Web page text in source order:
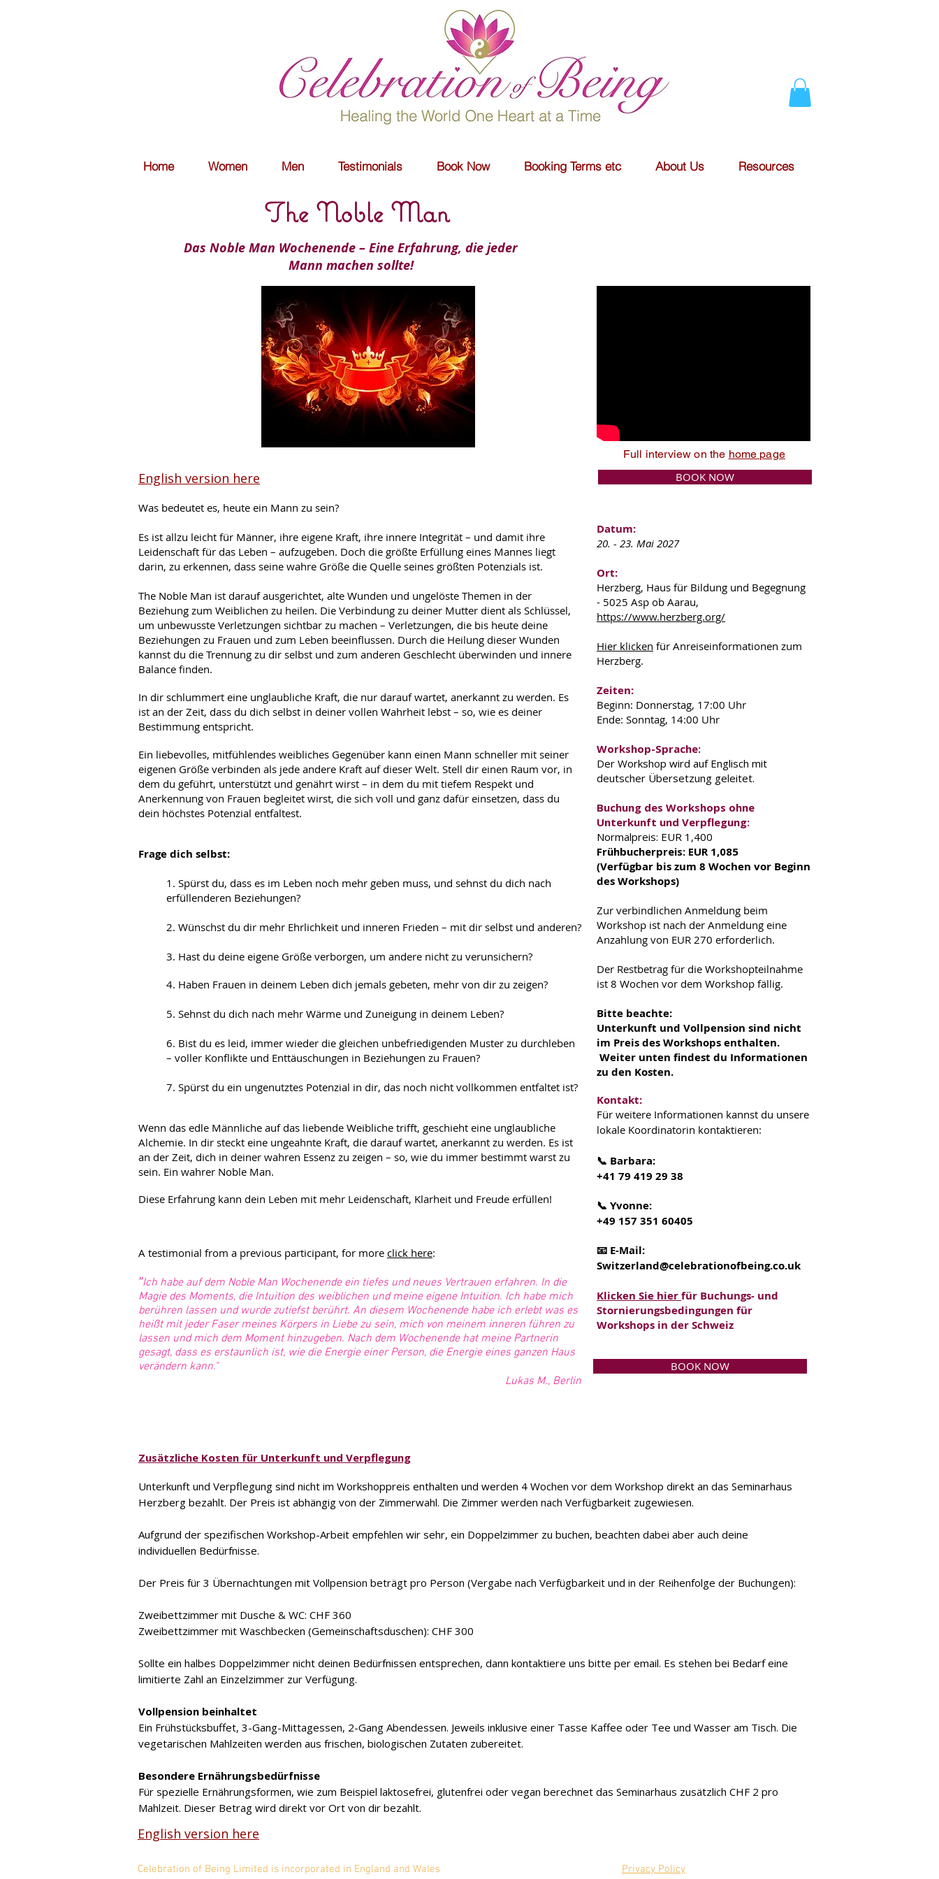
Home Women Men Testimonials Book Now Booking Terms etc About Us Resources
The Noble Man
Das Noble Man Wochenende – Eine Erfahrung, die jeder
Mann machen sollte!
Full interview on the home page
English version here
Was bedeutet es, heute ein Mann zu sein?
Es ist allzu leicht für Männer, ihre eigene Kraft, ihre innere Integrität – und damit ihre
Leidenschaft für das Leben – aufzugeben. Doch die größte Erfüllung eines Mannes liegt
darin, zu erkennen, dass seine wahre Größe die Quelle seines größten Potenzials ist.
The Noble Man ist darauf ausgerichtet, alte Wunden und ungelöste Themen in der
Beziehung zum Weiblichen zu heilen. Die Verbindung zu deiner Mutter dient als Schlüssel,
um unbewusste Verletzungen sichtbar zu machen – Verletzungen, die bis heute deine
Beziehungen zu Frauen und zum Leben beeinflussen. Durch die Heilung dieser Wunden
kannst du die Trennung zu dir selbst und zum anderen Geschlecht überwinden und innere
Balance finden.
In dir schlummert eine unglaubliche Kraft, die nur darauf wartet, anerkannt zu werden. Es
ist an der Zeit, dass du dich selbst in deiner vollen Wahrheit lebst – so, wie es deiner
Bestimmung entspricht.
Ein liebevolles, mitfühlendes weibliches Gegenüber kann einen Mann schneller mit seiner
eigenen Größe verbinden als jede andere Kraft auf dieser Welt. Stell dir einen Raum vor, in
dem du geführt, unterstützt und genährt wirst – in dem du mit tiefem Respekt und
Anerkennung von Frauen begleitet wirst, die sich voll und ganz dafür einsetzen, dass du
dein höchstes Potenzial entfaltest.
Frage dich selbst:
1. Spürst du, dass es im Leben noch mehr geben muss, und sehnst du dich nach
erfüllenderen Beziehungen?
2. Wünschst du dir mehr Ehrlichkeit und inneren Frieden – mit dir selbst und anderen?
3. Hast du deine eigene Größe verborgen, um andere nicht zu verunsichern?
4. Haben Frauen in deinem Leben dich jemals gebeten, mehr von dir zu zeigen?
5. Sehnst du dich nach mehr Wärme und Zuneigung in deinem Leben?
6. Bist du es leid, immer wieder die gleichen unbefriedigenden Muster zu durchleben
– voller Konflikte und Enttäuschungen in Beziehungen zu Frauen?
7. Spürst du ein ungenutztes Potenzial in dir, das noch nicht vollkommen entfaltet ist?
Wenn das edle Männliche auf das liebende Weibliche trifft, geschieht eine unglaubliche
Alchemie. In dir steckt eine ungeahnte Kraft, die darauf wartet, anerkannt zu werden. Es ist
an der Zeit, dich in deiner wahren Essenz zu zeigen – so, wie du immer bestimmt warst zu
sein. Ein wahrer Noble Man.
Diese Erfahrung kann dein Leben mit mehr Leidenschaft, Klarheit und Freude erfüllen!
A testimonial from a previous participant, for more click here:
"Ich habe auf dem Noble Man Wochenende ein tiefes und neues Vertrauen erfahren. In die
Magie des Moments, die Intuition des weiblichen und meine eigene Intuition. Ich habe mich
berühren lassen und wurde zutiefst berührt. An diesem Wochenende habe ich erlebt was es
heißt mit jeder Faser meines Körpers in Liebe zu sein, mich von meinem inneren führen zu
lassen und mich dem Moment hinzugeben. Nach dem Wochenende hat meine Partnerin
gesagt, dass es erstaunlich ist, wie die Energie einer Person, die Energie eines ganzen Haus
verändern kann."
Lukas M., Berlin
BOOK NOW
Datum:
20. - 23. Mai 2027
Ort:
Herzberg, Haus für Bildung und Begegnung
- 5025 Asp ob Aarau,
https://www.herzberg.org/
Hier ​ klicken für Anreiseinformationen zum
Herzberg.
Zeiten:
Beginn: Donnerstag, 17:00 Uhr
Ende: Sonntag, 14:00 Uhr
Workshop-Sprache:
Der Workshop wird auf Englisch mit
deutscher Übersetzung geleitet.
Buchung des Workshops ohne
Unterkunft und Verpflegung:
Normalpreis: EUR 1,400
Frühbucherpreis: EUR 1,085
(Verfügbar bis zum 8 Wochen vor Beginn
des Workshops)
Zur verbindlichen Anmeldung beim
Workshop ist nach der Anmeldung eine
Anzahlung von EUR 270 erforderlich.
Der Restbetrag für die Workshopteilnahme
ist 8 Wochen vor dem Workshop fällig.
Bitte beachte:
Unterkunft und Vollpension sind nicht
im Preis des Workshops enthalten.
Weiter unten findest du Informationen
zu den Kosten.
Kontakt:
Für weitere Informationen kannst du unsere
lokale Koordinatorin kontaktieren:
📞 Barbara:
+41 79 419 29 38
📞 Yvonne:
+49 157 351 60405
📧 E-Mail:
Switzerland@celebrationofbeing.co.uk
Klicken Sie hierfür Buchungs- und
Stornierungsbedingungen für
Workshops in der Schweiz
BOOK NOW
Zusätzliche Kosten für Unterkunft und Verpflegung
Unterkunft und Verpflegung sind nicht im Workshoppreis enthalten und werden 4 Wochen vor dem Workshop direkt an das Seminarhaus
Herzberg bezahlt. Der Preis ist abhängig von der Zimmerwahl. Die Zimmer werden nach Verfügbarkeit zugewiesen.
Aufgrund der spezifischen Workshop-Arbeit empfehlen wir sehr, ein Doppelzimmer zu buchen, beachten dabei aber auch deine
individuellen Bedürfnisse.
Der Preis für 3 Übernachtungen mit Vollpension beträgt pro Person (Vergabe nach Verfügbarkeit und in der Reihenfolge der Buchungen):
Zweibettzimmer mit Dusche & WC: CHF 360
Zweibettzimmer mit Waschbecken (Gemeinschaftsduschen): CHF 300
Sollte ein halbes Doppelzimmer nicht deinen Bedürfnissen entsprechen, dann kontaktiere uns bitte per email. Es stehen bei Bedarf eine
limitierte Zahl an Einzelzimmer zur Verfügung.
Vollpension beinhaltet
Ein Frühstücksbuffet, 3-Gang-Mittagessen, 2-Gang Abendessen. Jeweils inklusive einer Tasse Kaffee oder Tee und Wasser am Tisch. Die
vegetarischen Mahlzeiten werden aus frischen, biologischen Zutaten zubereitet.
Besondere Ernährungsbedürfnisse
Für spezielle Ernährungsformen, wie zum Beispiel laktosefrei, glutenfrei oder vegan berechnet das Seminarhaus zusätzlich CHF 2 pro
Mahlzeit. Dieser Betrag wird direkt vor Ort von dir bezahlt.
English version here
Celebration of Being Limited is incorporated in England and Wales Privacy Policy